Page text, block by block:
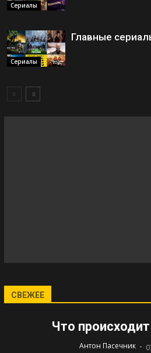
Сериалы
Сериалы
Главные
СВЕЖЕЕ
Что
Антон Пасечник -